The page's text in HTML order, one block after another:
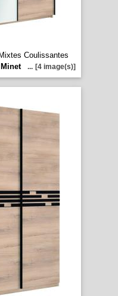
Coulissantes
... [4 image(s)]